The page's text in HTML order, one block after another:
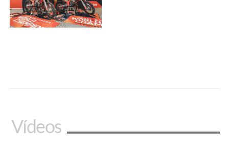
Vídeos